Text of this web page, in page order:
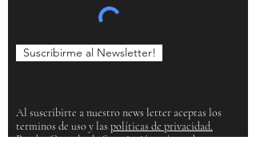
Suscribirme al Newsletter!
Al suscribirte a nuestro news letter aceptas los
terminos de uso y las políticas de privacidad.
Puedes Cancelar la Suscripción más tarde.